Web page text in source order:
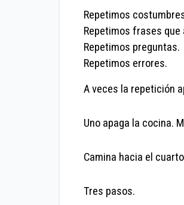
Repetimos
Repetimos frases
Repetimos preguntas.
Repetimos errores.
A veces la repetición
Uno apaga la cocina.
Camina hacia el
Tres pasos.